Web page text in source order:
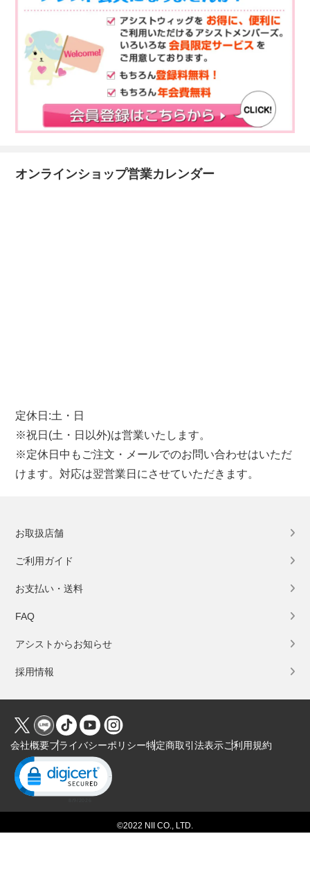
オンラインショップ営業カレンダー
定休日:土・日
※祝日(土・日以外)は営業いたします。
※定休日中もご注文・メールでのお問い合わせはいただ
けます。対応は翌営業日にさせていただきます。
お取扱店舗
ご利用ガイド
お支払い・送料
FAQ
アシストからお知らせ
採用情報
会社概要プライバシーポリシー特定商取引法表示ご利用規約
Click to open certificate verification popup
©2022 NII CO., LTD.